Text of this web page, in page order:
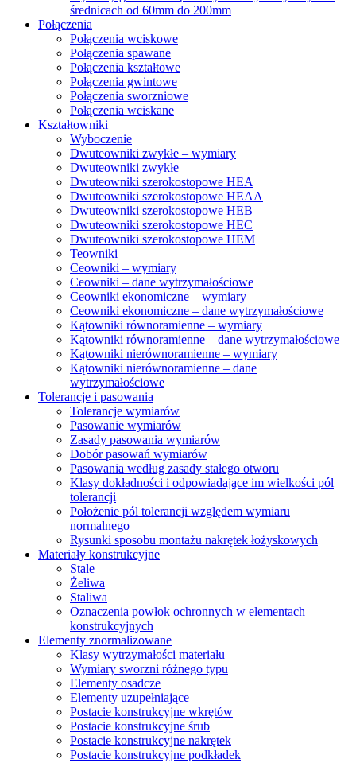
średnicach od 60mm do 200mm
Połączenia
Połączenia wciskowe
Połączenia spawane
Połączenia kształtowe
Połączenia gwintowe
Połączenia sworzniowe
Połączenia wciskane
Kształtowniki
Wyboczenie
Dwuteowniki zwykłe – wymiary
Dwuteowniki zwykłe
Dwuteowniki szerokostopowe HEA
Dwuteowniki szerokostopowe HEAA
Dwuteowniki szerokostopowe HEB
Dwuteowniki szerokostopowe HEC
Dwuteowniki szerokostopowe HEM
Teowniki
Ceowniki – wymiary
Ceowniki – dane wytrzymałościowe
Ceowniki ekonomiczne – wymiary
Ceowniki ekonomiczne – dane wytrzymałościowe
Kątowniki równoramienne – wymiary
Kątowniki równoramienne – dane wytrzymałościowe
Kątowniki nierównoramienne – wymiary
Kątowniki nierównoramienne – dane
wytrzymałościowe
Tolerancje i pasowania
Tolerancje wymiarów
Pasowanie wymiarów
Zasady pasowania wymiarów
Dobór pasowań wymiarów
Pasowania według zasady stałego otworu
Klasy dokładności i odpowiadające im wielkości pól
tolerancji
Położenie pól tolerancji względem wymiaru
normalnego
Rysunki sposobu montażu nakrętek łożyskowych
Materiały konstrukcyjne
Stale
Żeliwa
Staliwa
Oznaczenia powłok ochronnych w elementach
konstrukcyjnych
Elementy znormalizowane
Klasy wytrzymałości materiału
Wymiary sworzni różnego typu
Elementy osadcze
Elementy uzupełniające
Postacie konstrukcyjne wkrętów
Postacie konstrukcyjne śrub
Postacie konstrukcyjne nakrętek
Postacie konstrukcyjne podkładek